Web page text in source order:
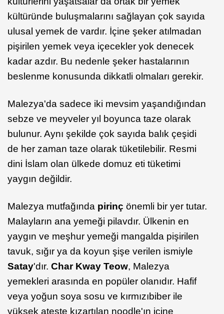
kültüründe buluşmalarını sağlayan çok sayıda
ulusal yemek de vardır. İçine şeker atılmadan
pişirilen yemek veya içecekler yok denecek
kadar azdır. Bu nedenle şeker hastalarının
beslenme konusunda dikkatli olmaları gerekir.
Malezya'da sadece iki mevsim yaşandığından
sebze ve meyveler yıl boyunca taze olarak
bulunur. Aynı şekilde çok sayıda balık çeşidi
de her zaman taze olarak tüketilebilir. Resmi
dini İslam olan ülkede domuz eti tüketimi
yaygın değildir.
Malezya mutfağında pirinç önemli bir yer tutar.
Malayların ana yemeği pilavdır. Ülkenin en
yaygın ve meşhur yemeği mangalda pişirilen
tavuk, sığır ya da koyun şişe verilen ismiyle
Satay'dır. Char Kway Teow, Malezya
yemekleri arasında en popüler olanıdır. Hafif
veya yoğun soya sosu ve kırmızıbiber ile
yüksek ateşte kızartılan noodle'ın içine